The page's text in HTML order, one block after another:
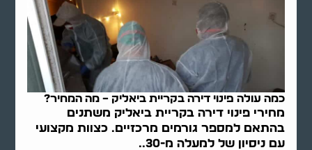
כמה עולה פינוי דירה בקריית ביאליק – מה המחיר?
מחירי פינוי דירה בקריית ביאליק משתנים
בהתאם למספר גורמים מרכזיים. כצוות מקצועי
עם ניסיון של למעלה מ-30..